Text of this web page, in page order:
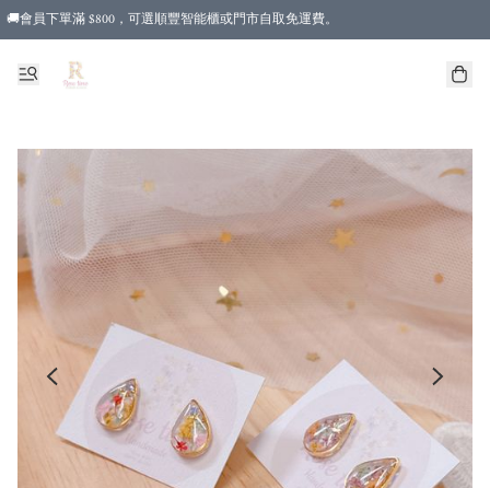
🚚會員下單滿 $800，可選順豐智能櫃或門市自取免運費。